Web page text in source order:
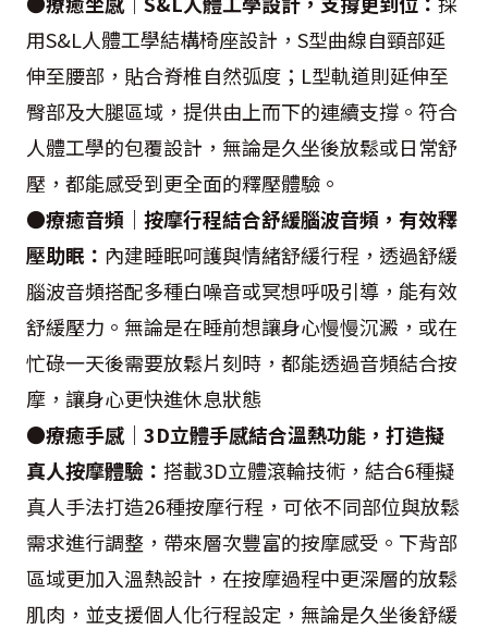
用S&L人體工學結構椅座設計，S型曲線自頸部延
伸至腰部，貼合脊椎自然弧度；L型軌道則延伸至
臀部及大腿區域，提供由上而下的連續支撐。符合
人體工學的包覆設計，無論是久坐後放鬆或日常舒
壓，都能感受到更全面的釋壓體驗。
●療癒音頻｜按摩行程結合舒緩腦波音頻，有效釋
壓助眠： 內建睡眠呵護與情緒舒緩行程，透過舒緩
腦波音頻搭配多種白噪音或冥想呼吸引導，能有效
舒緩壓力。無論是在睡前想讓身心慢慢沉澱，或在
忙碌一天後需要放鬆片刻時，都能透過音頻結合按
摩，讓身心更快進休息狀態
●療癒手感｜3D立體手感結合溫熱功能，打造擬
真人按摩體驗： 搭載3D立體滾輪技術，結合6種擬
真人手法打造26種按摩行程，可依不同部位與放鬆
需求進行調整，帶來層次豐富的按摩感受。下背部
區域更加入溫熱設計，在按摩過程中更深層的放鬆
肌肉，並支援個人化行程設定，無論是久坐後舒緩